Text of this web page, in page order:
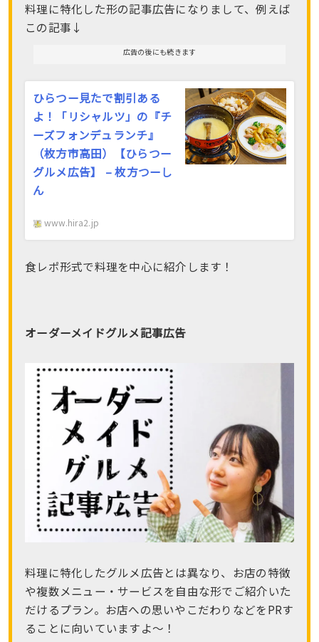
料理に特化した形の記事広告になりまして、例えば
この記事↓
広告の後にも続きます
ひらつー見たで割引ある
よ！「リシャルツ」の『チ
ーズフォンデュランチ』
（枚方市高田）【ひらつー
グルメ広告】 – 枚方つーし
ん
www.hira2.jp
食レポ形式で料理を中心に紹介します！
オーダーメイドグルメ記事広告
料理に特化したグルメ広告とは異なり、お店の特徴
や複数メニュー・サービスを自由な形でご紹介いた
だけるプラン。お店への思いやこだわりなどをPRす
ることに向いていますよ〜！